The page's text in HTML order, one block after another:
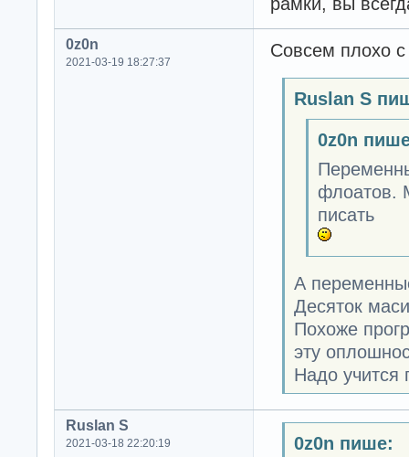
0z0n
2021-03-19 18:27:37
Совсем плохо с
Ruslan S
0z0n
флоатов.
писать
А
Десяток
Похоже
эту
Надо учится
Ruslan S
2021-03-18 22:20:19 0z0n пише: